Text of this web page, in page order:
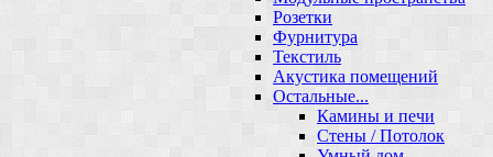
Розетки
Фурнитура
Текстиль
Акустика помещений
Остальные...
Камины и печи
Стены / Потолок